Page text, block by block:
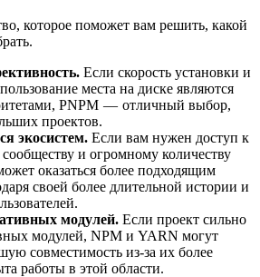
которое поможет вам решить, какой
Если скорость установки и
места на диске являются
PNPM — отличный выбор,
проектов.
экосистем. Если вам нужен доступ к
и огромному количеству
оказаться более подходящим
своей более длительной истории и
модулей. Если проект сильно
модулей, NPM и YARN могут
совместимость из-за их более
работы в этой области.